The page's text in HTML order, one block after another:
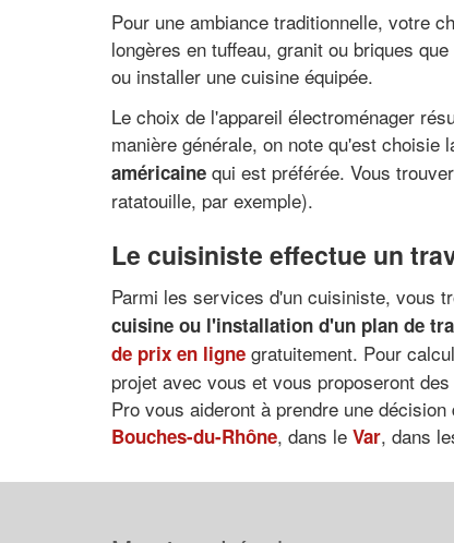
Pour une ambiance traditionnelle, votre
longères en tuffeau, granit ou briques
ou installer une cuisine équipée.
Le choix de l'appareil électroménager
manière générale, on note qu'est choisie
américaine qui est préférée. Vous
ratatouille, par exemple).
Le cuisiniste effectue un
Parmi les services d'un cuisiniste, vous
cuisine ou l'installation d'un plan de
de prix en ligne gratuitement. Pour
projet avec vous et vous proposeront
Pro vous aideront à prendre une
Bouches-du-Rhône, dans le Var, dans